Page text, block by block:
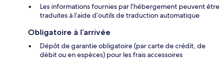
Les informations fournies par l’hébergement peuvent être
traduites à l’aide d’outils de traduction automatique
Obligatoire à l’arrivée
Dépôt de garantie obligatoire (par carte de crédit, de
débit ou en espèces) pour les frais accessoires